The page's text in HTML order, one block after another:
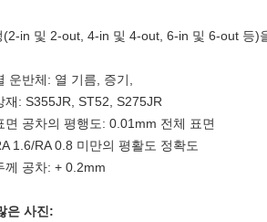
(2-in 및 2-out, 4-in 및 4-out, 6-in 및 6-out 등)
운반체: 열 기름, 증기,
재: S355JR, ST52, S275JR
면 공차의 평행도: 0.01mm 전체 표면
1.6/RA 0.8 미만의 평활도 정확도
께 공차: + 0.2mm
은 사진: